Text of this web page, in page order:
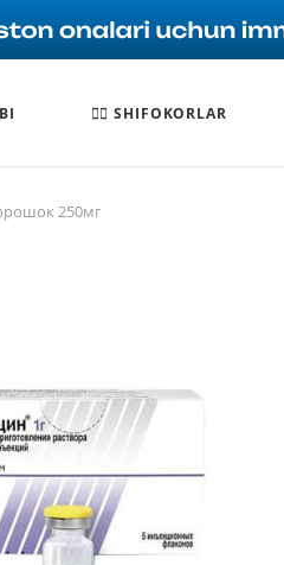
🧑‍⚕️ SHIFOKORLAR
250мг